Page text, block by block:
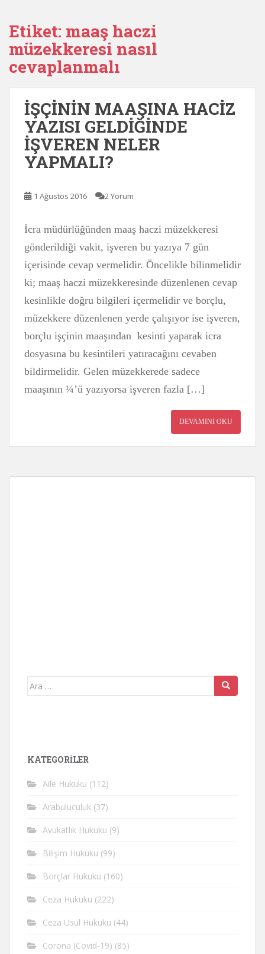
Etiket: maaş haczi
müzekkeresi nasıl
cevaplanmalı
İŞÇİNİN MAAŞINA HACİZ
YAZISI GELDİĞİNDE
İŞVEREN NELER
YAPMALI?
1 Ağustos 2016 2 Yorum
İcra müdürlüğünden maaş haczi müzekkeresi
gönderildiği vakit, işveren bu yazıya 7 gün
içerisinde cevap vermelidir. Öncelikle bilinmelidir
ki; maaş haczi müzekkeresinde düzenlenen cevap
kesinlikle doğru bilgileri içermelidir ve borçlu,
müzekkere düzenlenen yerde çalışıyor ise işveren,
borçlu işçinin maaşından kesinti yaparak icra
dosyasına bu kesintileri yatıracağını cevaben
bildirmelidir. Gelen müzekkerede sadece
maaşının ¼’ü yazıyorsa işveren fazla […]
DEVAMINI OKU
Arama
KATEGORİLER
Aile Hukuku (112)
Arabuluculuk (37)
Avukatlık Hukuku (9)
Bilişim Hukuku (99)
Borçlar Hukuku (160)
Ceza Hukuku (222)
Ceza Usul Hukuku (44)
Corona (Covid-19) (85)